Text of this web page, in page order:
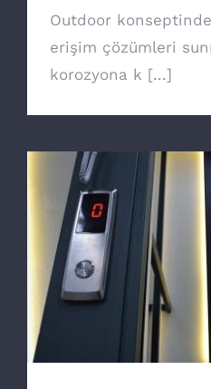
Outdoor
erişim çözümleri
korozyona k [...]
Ev asansörü